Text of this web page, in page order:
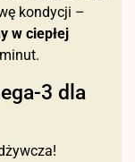
kondycji –
w ciepłej
3 dla